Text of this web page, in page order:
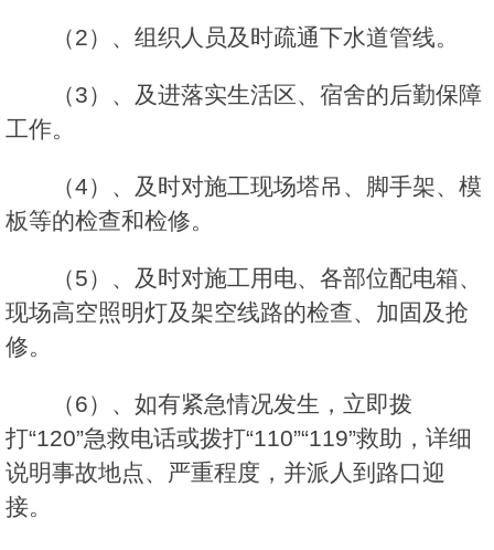
（2）、组织人员及时疏通下水道管线。
（3）、及进落实生活区、宿舍的后勤保障
工作。
（4）、及时对施工现场塔吊、脚手架、模
板等的检查和检修。
（5）、及时对施工用电、各部位配电箱、
现场高空照明灯及架空线路的检查、加固及抢
修。
（6）、如有紧急情况发生，立即拨
打“120”急救电话或拨打“110”“119”救助，详细
说明事故地点、严重程度，并派人到路口迎
接。